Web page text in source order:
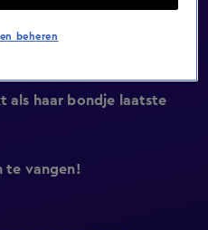
als haar bondje laatste
te vangen!
beheren